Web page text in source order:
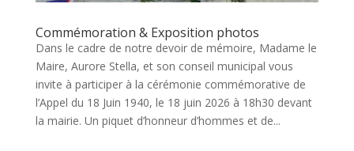
Commémoration & Exposition photos
Dans le cadre de notre devoir de mémoire, Madame le
Maire, Aurore Stella, et son conseil municipal vous
invite à participer à la cérémonie commémorative de
l’Appel du 18 Juin 1940, le 18 juin 2026 à 18h30 devant
la mairie. Un piquet d’honneur d’hommes et de...